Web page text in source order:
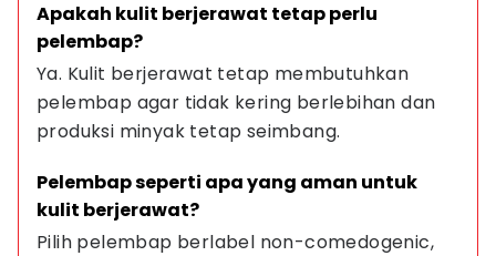
Apakah kulit berjerawat tetap perlu
pelembap?
Ya. Kulit berjerawat tetap membutuhkan
pelembap agar tidak kering berlebihan dan
produksi minyak tetap seimbang.
Pelembap seperti apa yang aman untuk
kulit berjerawat?
Pilih pelembap berlabel non-comedogenic,